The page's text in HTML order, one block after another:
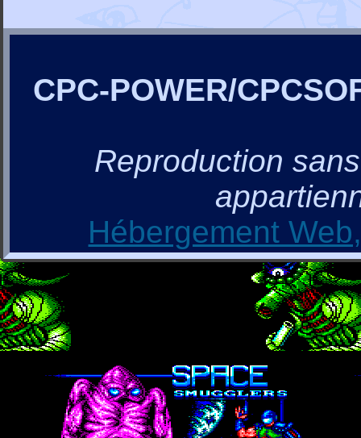
CPC-POWER/
Reproduction
Hébergement